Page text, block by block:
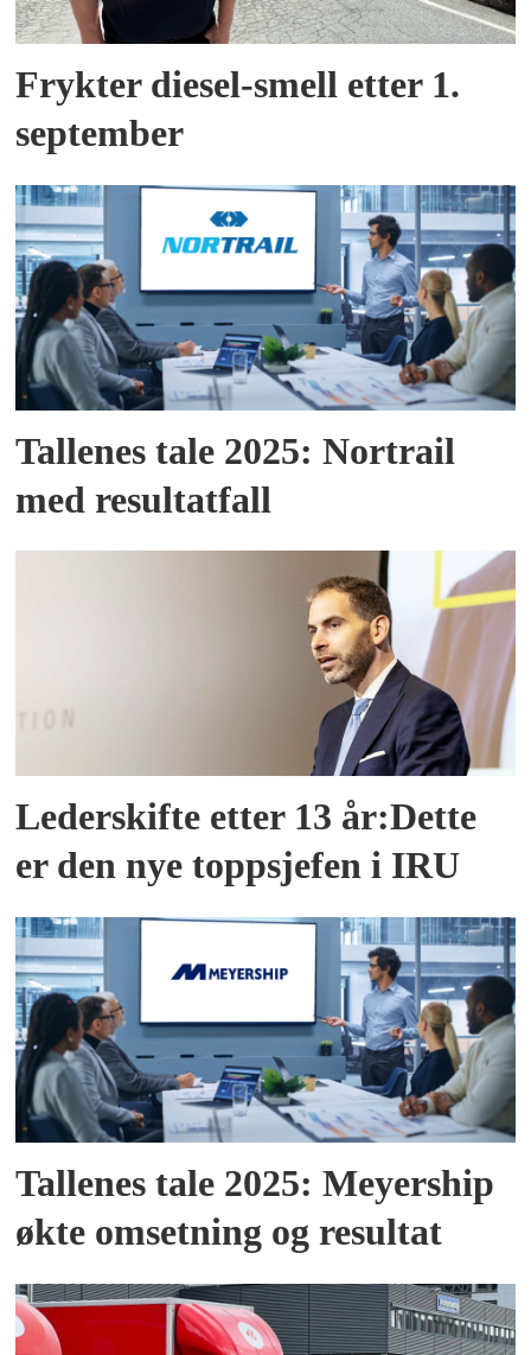
Frykter diesel-smell etter 1.
september
Tallenes tale 2025: Nortrail
med resultatfall
Lederskifte etter 13 år:Dette
er den nye toppsjefen i IRU
Tallenes tale 2025: Meyership
økte omsetning og resultat